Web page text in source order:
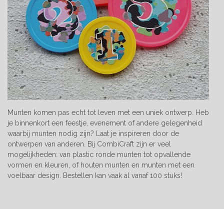
Munten komen pas echt tot leven met een uniek ontwerp. Heb
je binnenkort een feestje, evenement of andere gelegenheid
waarbij munten nodig zijn? Laat je inspireren door de
ontwerpen van anderen. Bij CombiCraft zijn er veel
mogelijkheden: van plastic ronde munten tot opvallende
vormen en kleuren, of houten munten en munten met een
voelbaar design. Bestellen kan vaak al vanaf 100 stuks!